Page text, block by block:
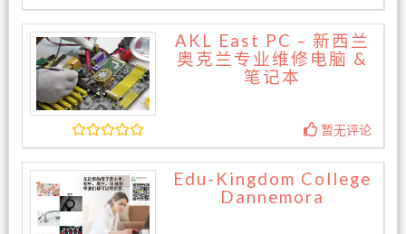
AKL East PC – 新西兰
奥克兰专业维修电脑 &
笔记本
暂无评论
Edu-Kingdom College
Dannemora